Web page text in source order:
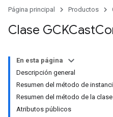
Página principal Productos
Clase GCKCast
En esta página
Descripción general
Resumen del método de
Resumen del método de la clase
Atributos públicos